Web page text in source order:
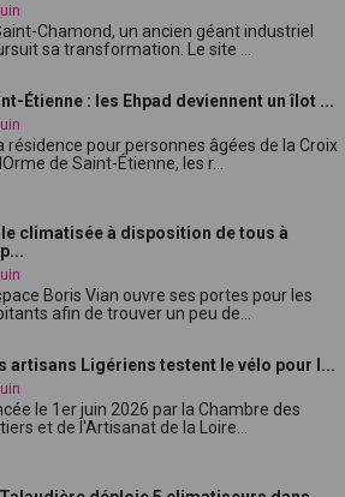
Chamond, un ancien géant industriel
sa transformation. Le site ...
Étienne : les Ehpad deviennent un îlot ...
résidence pour personnes âgées de la Croix
de Saint-Étienne, les r...
climatisée à disposition de tous à
Boris Vian ouvre ses portes pour les
afin de trouver un peu de...
artisans Ligériens testent le vélo pour l...
le 1er juin 2026 par la Chambre des
et de l'Artisanat de la Loire...